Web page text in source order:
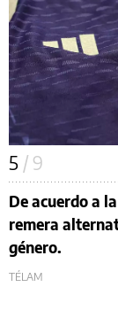
5 / 9
De acuerdo a
remera
género.
TÉLAM